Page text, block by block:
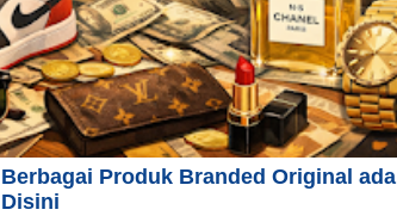
Berbagai Produk Branded Original ada
Disini